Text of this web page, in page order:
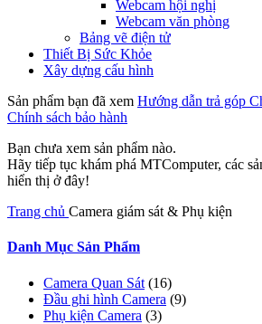
Webcam hội nghị
Webcam văn phòng
Bảng vẽ điện tử
Thiết Bị Sức Khỏe
Xây dựng cấu hình
Sản phẩm bạn đã xem Hướng dẫn trả góp
Chính sách bảo hành
Bạn chưa xem sản phẩm nào.
Hãy tiếp tục khám phá MTComputer, các
hiển thị ở đây!
Trang chủ Camera giám sát & Phụ kiện
Danh Mục Sản Phẩm
Camera Quan Sát (16)
Đầu ghi hình Camera (9)
Phụ kiện Camera (3)